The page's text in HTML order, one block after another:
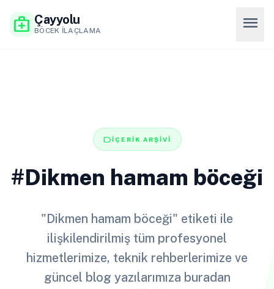
medical_services Çayyolu
BÖCEK İLAÇLAMA menu
labelİÇERİK ARŞİVİ
#Dikmen hamam böceği
"Dikmen hamam böceği" etiketi ile
ilişkilendirilmiş tüm profesyonel
hizmetlerimize, teknik rehberlerimize ve
güncel blog yazılarımıza buradan